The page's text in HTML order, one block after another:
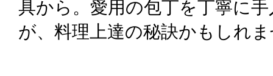
具から。愛用の包丁を丁寧に
が、料理上達の秘訣かもしれ